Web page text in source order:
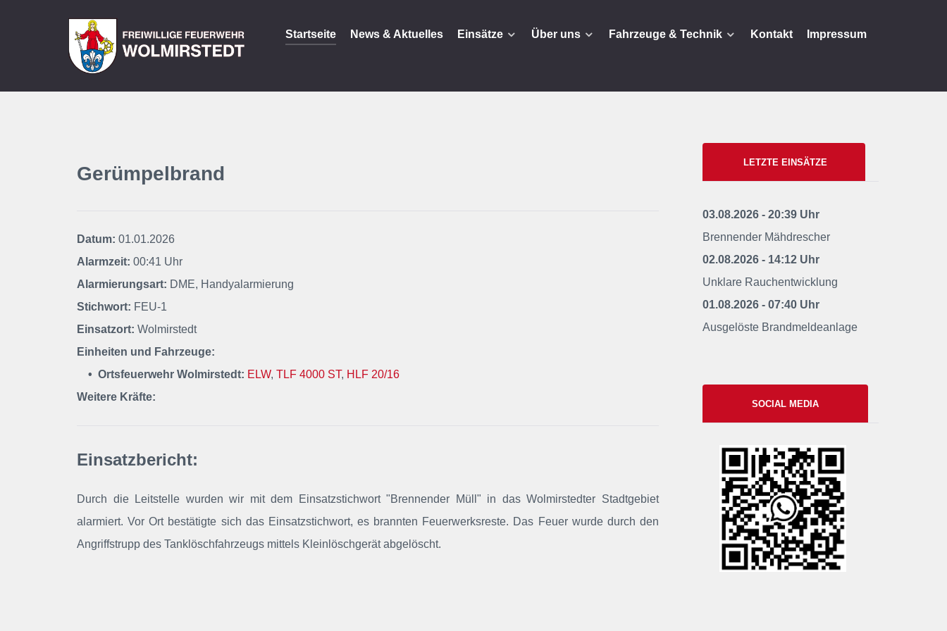
Startseite News & Aktuelles Einsätze Über uns Fahrzeuge & Technik Kontakt Impressum
Gerümpelbrand
Datum: 01.01.2026
Alarmzeit: 00:41 Uhr
Alarmierungsart: DME, Handyalarmierung
Stichwort: FEU-1
Einsatzort: Wolmirstedt
Einheiten und Fahrzeuge:
• Ortsfeuerwehr Wolmirstedt: ELW, TLF 4000 ST, HLF 20/16
Weitere Kräfte:
Einsatzbericht:
Durch die Leitstelle wurden wir mit dem Einsatzstichwort "Brennender Müll" in das Wolmirstedter Stadtgebiet
alarmiert. Vor Ort bestätigte sich das Einsatzstichwort, es brannten Feuerwerksreste. Das Feuer wurde durch den
Angriffstrupp des Tanklöschfahrzeugs mittels Kleinlöschgerät abgelöscht.
LETZTE EINSÄTZE
03.08.2026 - 20:39 Uhr
Brennender Mähdrescher
02.08.2026 - 14:12 Uhr
Unklare Rauchentwicklung
01.08.2026 - 07:40 Uhr
Ausgelöste Brandmeldeanlage
SOCIAL MEDIA